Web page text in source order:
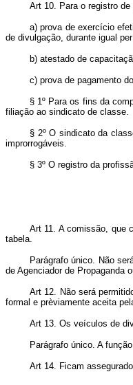
Art 10. Para o registro
a) prova de exercício
de divulgação, durante igual
b) atestado de
c) prova de pagamento
§ 1º Para os fins da
filiação ao sindicato de classe.
§ 2º O sindicato da
improrrogáveis.
§ 3º O registro da
Art 11. A comissão, que
tabela.
Parágrafo único. Não
de Agenciador de Propaganda
Art 12. Não será
formal e prèviamente aceita
Art 13. Os veículos de
Parágrafo único. A
Art 14. Ficam